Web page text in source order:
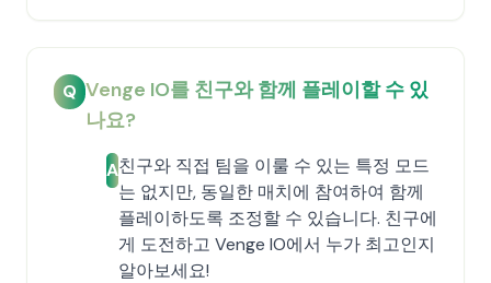
Q Venge IO를 친구와 함께 플레이할 수 있
나요?
A친구와 직접 팀을 이룰 수 있는 특정 모드
는 없지만, 동일한 매치에 참여하여 함께
플레이하도록 조정할 수 있습니다. 친구에
게 도전하고 Venge IO에서 누가 최고인지
알아보세요!